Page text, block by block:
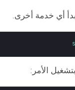
الأمر: